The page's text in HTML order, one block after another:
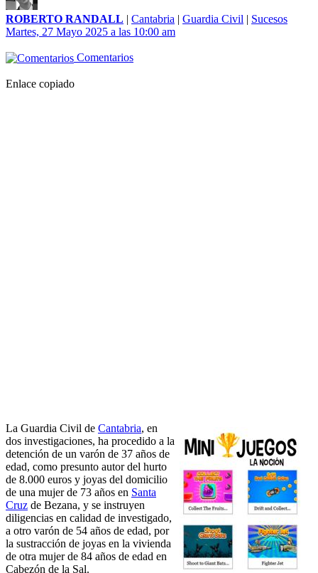
ROBERTO RANDALL | Cantabria | Guardia Civil | Sucesos
Martes, 27 Mayo 2025 a las 10:00 am
Comentarios
Enlace copiado
La Guardia Civil de Cantabria, en
dos investigaciones, ha procedido a la
detención de un varón de 37 años de
edad, como presunto autor del hurto
de 8.000 euros y joyas del domicilio
de una mujer de 73 años en Santa
Cruz de Bezana, y se instruyen
diligencias en calidad de investigado,
a otro varón de 54 años de edad, por
la sustracción de joyas en la vivienda
de otra mujer de 84 años de edad en
Cabezón de la Sal.